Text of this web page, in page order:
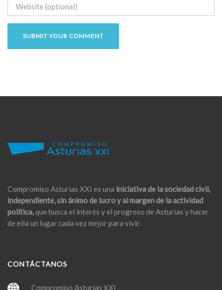
Compromiso Asturias XXI es una iniciativa de la sociedad civil,
independiente, sin ánimo de lucro y al margen de la actividad
política,que busca el interés y el progreso de Asturias y hacer
de ella un lugar cada vez mejor para vivir.
CONTÁCTANOS
Compromiso Asturias XXI